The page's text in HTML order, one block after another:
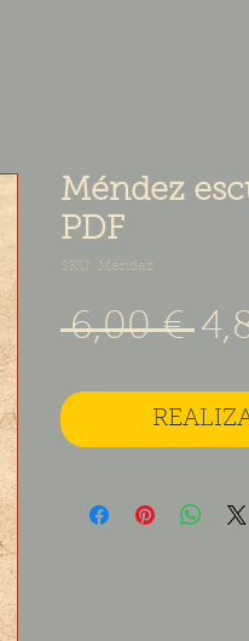
Méndez
PDF
SKU: Méndez
6,00 €